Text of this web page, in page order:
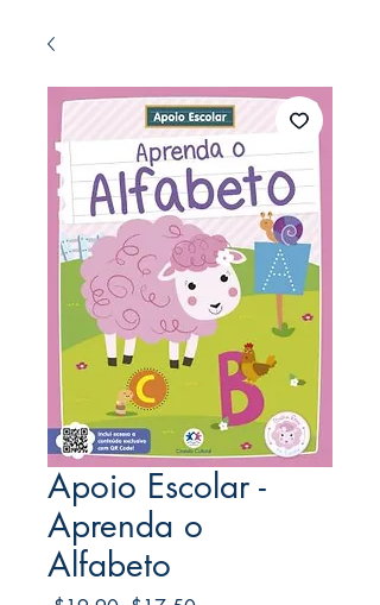
Apoio Escolar -
Aprenda o
Alfabeto